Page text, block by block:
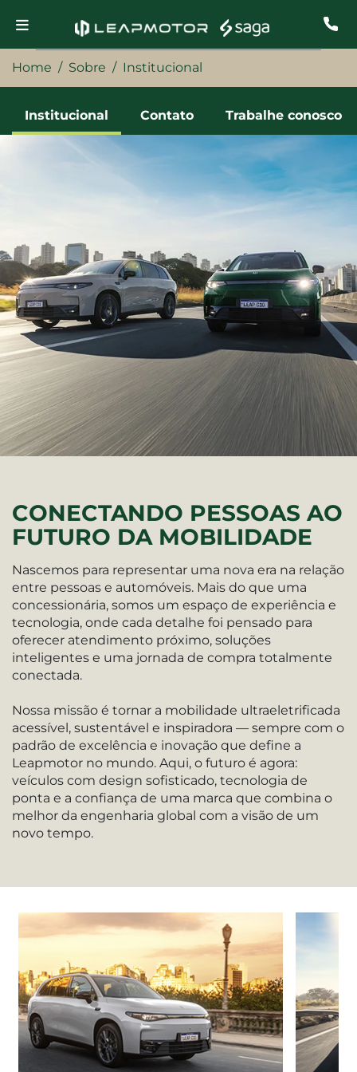
Home Sobre Institucional
Institucional Contato Trabalhe conosco
CONECTANDO PESSOAS AO
FUTURO DA MOBILIDADE
Nascemos para representar uma nova era na relação
entre pessoas e automóveis. Mais do que uma
concessionária, somos um espaço de experiência e
tecnologia, onde cada detalhe foi pensado para
oferecer atendimento próximo, soluções
inteligentes e uma jornada de compra totalmente
conectada.
Nossa missão é tornar a mobilidade ultraeletrificada
acessível, sustentável e inspiradora — sempre com o
padrão de excelência e inovação que define a
Leapmotor no mundo. Aqui, o futuro é agora:
veículos com design sofisticado, tecnologia de
ponta e a confiança de uma marca que combina o
melhor da engenharia global com a visão de um
novo tempo.